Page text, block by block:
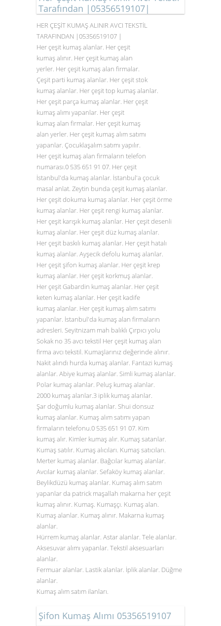
Tarafından |05356519107|
HER ÇEŞİT KUMAŞ ALINIR AVCI TEKSTİL
TARAFINDAN |05356519107 |
Her çeşit kumaş alanlar. Her çeşit
kumaş alınır. Her çeşit kumaş alan
yerler. Her çeşit kumaş alan firmalar.
Çeşit parti kumaş alanlar. Her çeşit stok
kumaş alanlar. Her çeşit top kumaş alanlar.
Her çeşit parça kumaş alanlar. Her çeşit
kumaş alımı yapanlar. Her çeşit
kumaş alan firmalar. Her çeşit kumaş
alan yerler. Her çeşit kumaş alım satımı
yapanlar. Çocuklaşalım satımı yapılır.
Her çeşit kumaş alan firmaların telefon
numarası.0 535 651 91 07. Her çeşit
İstanbul'da kumaş alanlar. İstanbul'a çocuk
masal anlat. Zeytin bunda çeşit kumaş alanlar.
Her çeşit dokuma kumaş alanlar. Her çeşit örme
kumaş alanlar. Her çeşit rengi kumaş alanlar.
Her çeşit karışık kumaş alanlar. Her çeşit desenli
kumaş alanlar. Her çeşit düz kumaş alanlar.
Her çeşit baskılı kumaş alanlar. Her çeşit hatalı
kumaş alanlar. Ayşecik defolu kumaş alanlar.
Her çeşit şifon kumaş alanlar. Her çeşit krep
kumaş alanlar. Her çeşit korkmuş alanlar.
Her çeşit Gabardin kumaş alanlar. Her çeşit
keten kumaş alanlar. Her çeşit kadife
kumaş alanlar. Her çeşit kumaş alım satımı
yapanlar. İstanbul'da kumaş alan firmaların
adresleri. Seyitnizam mah balıklı Çırpıcı yolu
Sokak no 35 avcı tekstil Her çeşit kumaş alan
firma avcı tekstil. Kumaşlarınız değerinde alınır.
Nakit alındı hurda kumaş alanlar. Fantazi kumaş
alanlar. Abiye kumaş alanlar. Simli kumaş alanlar.
Polar kumaş alanlar. Peluş kumaş alanlar.
2000 kumaş alanlar.3 iplik kumaş alanlar.
Şar doğumlu kumaş alanlar. Shui donsuz
kumaş alanlar. Kumaş alım satımı yapan
firmaların telefonu.0 535 651 91 07. Kim
kumaş alır. Kimler kumaş alır. Kumaş satanlar.
Kumaş satılır. Kumaş alıcıları. Kumaş satıcıları.
Merter kumaş alanlar. Bağcılar kumaş alanlar.
Avcılar kumaş alanlar. Sefaköy kumaş alanlar.
Beylikdüzü kumaş alanlar. Kumaş alım satım
yapanlar da patrick maşallah makarna her çeşit
kumaş alınır. Kumaş. Kumaşçı. Kumaş alan.
Kumaş alanlar. Kumaş alınır. Makarna kumaş
alanlar.
Hürrem kumaş alanlar. Astar alanlar. Tele alanlar.
Aksesuvar alımı yapanlar. Tekstil aksesuarları
alanlar.
Fermuar alanlar. Lastik alanlar. İplik alanlar. Düğme
alanlar.
Kumaş alım satım ilanları.
Şifon Kumaş Alımı 05356519107